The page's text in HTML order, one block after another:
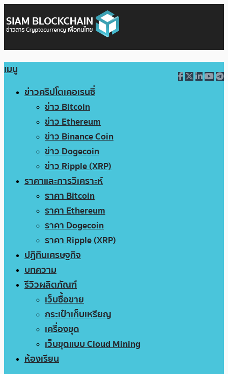
เมนู
ข่าวคริปโตเคอเรนซี่
ข่าว Bitcoin
ข่าว Ethereum
ข่าว Binance Coin
ข่าว Dogecoin
ข่าว Ripple (XRP)
ราคาและการวิเคราะห์
ราคา Bitcoin
ราคา Ethereum
ราคา Dogecoin
ราคา Ripple (XRP)
ปฏิทินเศรษฐกิจ
บทความ
รีวิวผลิตภัณฑ์
เว็บซื้อขาย
กระเป๋าเก็บเหรียญ
เครื่องขุด
เว็บขุดแบบ Cloud Mining
ห้องเรียน